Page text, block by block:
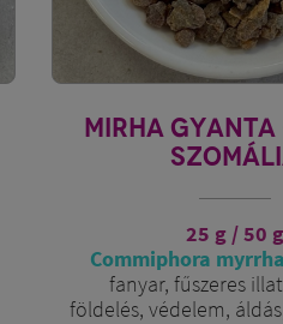
MIRHA
25 g / 50 g
Commiphora
fanyar, fűszeres
földelés, védelem,